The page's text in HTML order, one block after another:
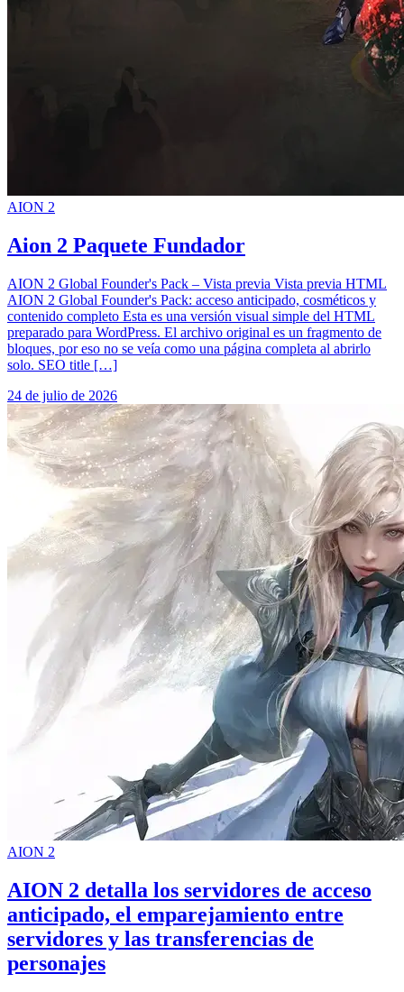
AION 2
Aion 2 Paquete Fundador
AION 2 Global Founder's Pack – Vista previa Vista previa HTML
AION 2 Global Founder's Pack: acceso anticipado, cosméticos y
contenido completo Esta es una versión visual simple del HTML
preparado para WordPress. El archivo original es un fragmento de
bloques, por eso no se veía como una página completa al abrirlo
solo. SEO title […]
24 de julio de 2026
AION 2
AION 2 detalla los servidores de acceso
anticipado, el emparejamiento entre
servidores y las transferencias de
personajes